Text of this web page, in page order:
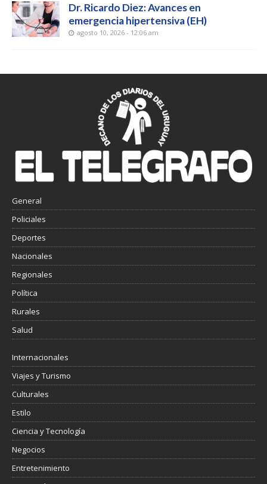
Dr. Ricardo Diez: Avances en
emergencia hipertensiva (EH)
agosto 10, 2026 - 12:06 am
General
Policiales
Deportes
Nacionales
Regionales
Política
Rurales
Salud
Internacionales
Viajes y Turismo
Culturales
Estilo
Ciencia y Tecnología
Negocios
Entretenimiento